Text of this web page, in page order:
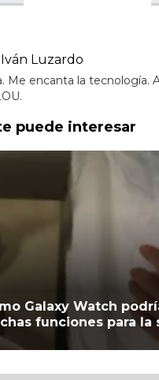
Iván Luzardo
Me encanta la tecnología.
puede interesar
Galaxy Watch
funciones para la